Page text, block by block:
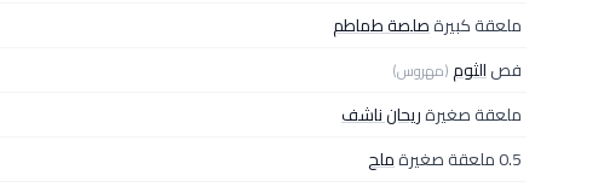
ملعقة كبيرةصلصة طماطم
فصالثوم(مهروس)
ملعقة صغيرةريحان ناشف
0.5 ملعقة صغيرة
ملح